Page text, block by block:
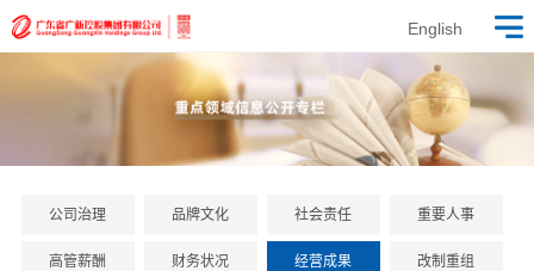
English
公司治理 品牌文化 社会责任 重要人事
高管薪酬 财务状况 经营成果 改制重组